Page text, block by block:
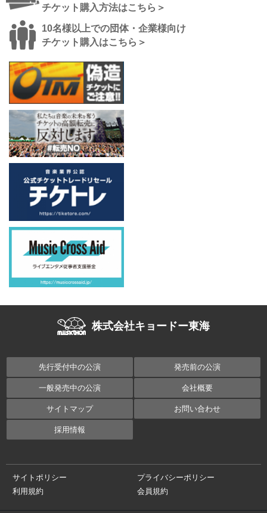
チケット購入方法はこちら＞
10名様以上での団体・企業様向け
チケット購入はこちら＞
株式会社キョードー東海
先行受付中の公演 発売前の公演
一般発売中の公演 会社概要
サイトマップ お問い合わせ
採用情報
サイトポリシー
プライバシーポリシー
利用規約
会員規約